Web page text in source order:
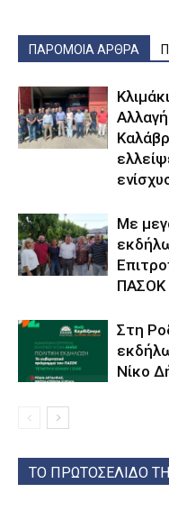
ΠΑΡΟΜΟΙΑ ΑΡΘΡΑ
Με
ΠΑΣΟΚ
Στη
Νίκο
ΤΟ ΠΡΩΤΟΣΕΛΙΔΟ